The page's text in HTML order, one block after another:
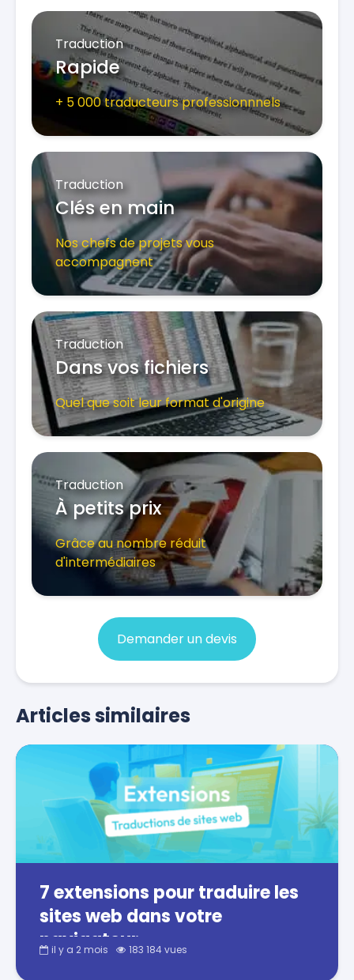
Traduction
Rapide
+ 5 000 traducteurs professionnnels
Traduction
Clés en main
Nos chefs de projets vous
accompagnent
Traduction
Dans vos fichiers
Quel que soit leur format d'origine
Traduction
À petits prix
Grâce au nombre réduit
d'intermédiaires
Demander un devis
Articles similaires
7 extensions pour traduire les
sites web dans votre
navigateur
il y a 2 mois 183 184 vues